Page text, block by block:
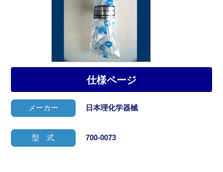
メーカー 日本理化学器械
仕様ページ
型 式 700-0073